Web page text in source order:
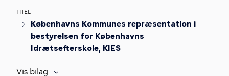
TITEL
Københavns Kommunes repræsentation i
bestyrelsen for Københavns
Idrætsefterskole, KIES
Vis bilag